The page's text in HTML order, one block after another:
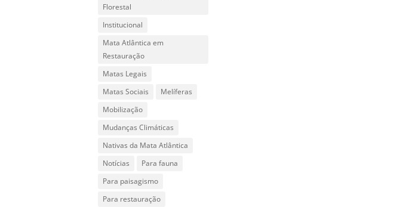
Florestal
Institucional
Mata Atlântica em
Restauração
Matas Legais
Matas Sociais
Melíferas
Mobilização
Mudanças Climáticas
Nativas da Mata Atlântica
Notícias
Para fauna
Para paisagismo
Para restauração